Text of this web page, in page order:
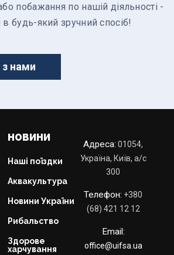
побажання по нашій діяльності -
будь-який зручний спосіб!
з нами
НОВИНИ
Наші поїздки
Аквакультура
Новини України
Рибальство
Здорове
харчування
Адреса: 01054,
Україна, Київ, а/с
300
Телефон: +380
(68) 421 12 12
Email:
office@uifsa.ua